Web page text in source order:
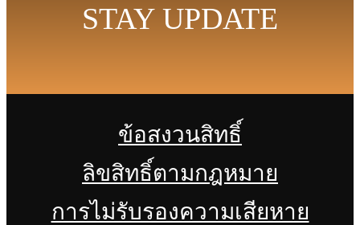
STAY UPDATE
ข้อสงวนสิทธิ์
ลิขสิทธิ์ตามกฎหมาย
การไม่รับรองความเสียหาย